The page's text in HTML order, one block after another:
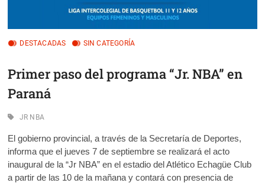
DESTACADAS SIN CATEGORÍA
Primer paso del programa “Jr. NBA” en
Paraná
JR NBA
El gobierno provincial, a través de la Secretaría de Deportes,
informa que el jueves 7 de septiembre se realizará el acto
inaugural de la “Jr NBA” en el estadio del Atlético Echagüe Club
a partir de las 10 de la mañana y contará con presencia de